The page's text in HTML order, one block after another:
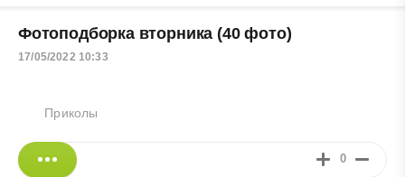
Фотоподборка вторника (40 фото)
17/05/2022 10:33
Приколы
0